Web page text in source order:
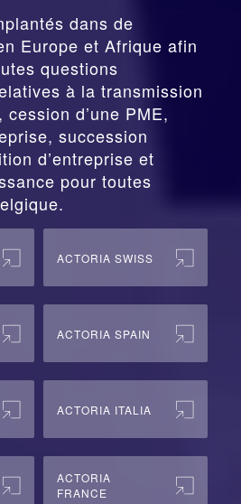
dans de
Europe et Afrique afin
questions
à la transmission
cession d’une PME,
succession
d’entreprise et
pour toutes
ACTORIA SWISS
ACTORIA SPAIN
ACTORIA ITALIA
ACTORIA
FRANCE